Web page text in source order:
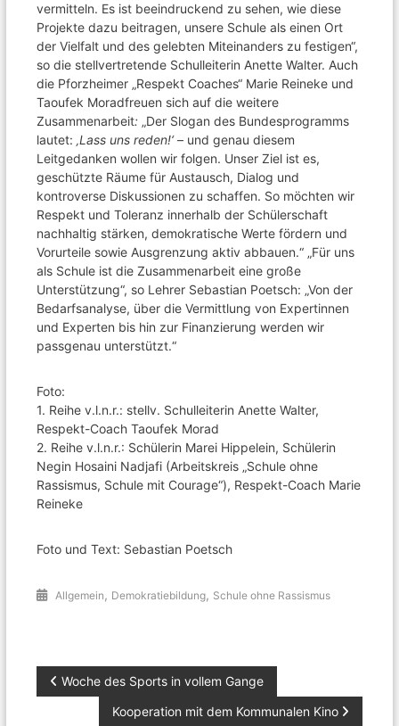
vermitteln. Es ist beeindruckend zu sehen, wie diese
Projekte dazu beitragen, unsere Schule als einen Ort
der Vielfalt und des gelebten Miteinanders zu festigen“,
so die stellvertretende Schulleiterin Anette Walter. Auch
die Pforzheimer „Respekt Coaches“ Marie Reineke und
Taoufek Moradfreuen sich auf die weitere
Zusammenarbeit: „Der Slogan des Bundesprogramms
lautet:‚Lass uns reden!‘– und genau diesem
Leitgedanken wollen wir folgen. Unser Ziel ist es,
geschützte Räume für Austausch, Dialog und
kontroverse Diskussionen zu schaffen. So möchten wir
Respekt und Toleranz innerhalb der Schülerschaft
nachhaltig stärken, demokratische Werte fördern und
Vorurteile sowie Ausgrenzung aktiv abbauen.“ „Für uns
als Schule ist die Zusammenarbeit eine große
Unterstützung“, so Lehrer Sebastian Poetsch: „Von der
Bedarfsanalyse, über die Vermittlung von Expertinnen
und Experten bis hin zur Finanzierung werden wir
passgenau unterstützt.“
Foto:
1. Reihe v.l.n.r.: stellv. Schulleiterin Anette Walter,
Respekt-Coach Taoufek Morad
2. Reihe v.l.n.r.: Schülerin Marei Hippelein, Schülerin
Negin Hosaini Nadjafi (Arbeitskreis „Schule ohne
Rassismus, Schule mit Courage“), Respekt-Coach Marie
Reineke
Foto und Text: Sebastian Poetsch
Allgemein , Demokratiebildung, Schule ohne Rassismus
Beitragsnavigation
Woche des Sports in vollem Gange
Kooperation mit dem Kommunalen Kino